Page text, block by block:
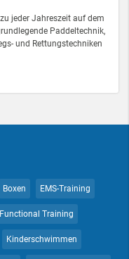
jeder Jahreszeit auf dem
Paddeltechnik,
und Rettungstechniken
Boxen EMS-Training
Functional Training
Kinderschwimmen